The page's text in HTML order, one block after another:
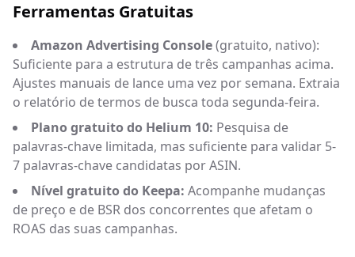
Ferramentas Gratuitas
Amazon Advertising Console(gratuito, nativo):
Suficiente para a estrutura de três campanhas acima.
Ajustes manuais de lance uma vez por semana. Extraia
o relatório de termos de busca toda segunda-feira.
Plano gratuito do Helium 10: Pesquisa de
palavras-chave limitada, mas suficiente para validar 5-
7 palavras-chave candidatas por ASIN.
Nível gratuito do Keepa: Acompanhe mudanças
de preço e de BSR dos concorrentes que afetam o
ROAS das suas campanhas.